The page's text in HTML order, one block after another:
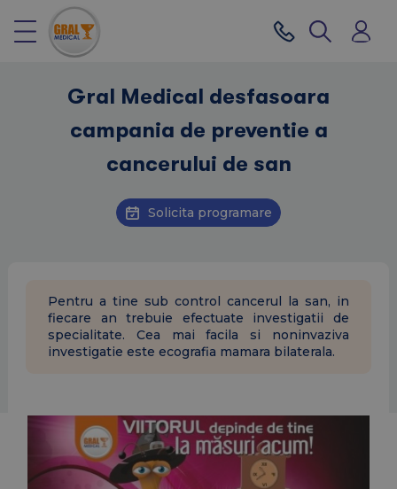
Gral Medical desfasoara
campania de preventie a
cancerului de san
Solicita programare
Pentru a tine sub control cancerul la san, in
fiecare an trebuie efectuate investigatii de
specialitate. Cea mai facila si noninvaziva
investigatie este ecografia mamara bilaterala.